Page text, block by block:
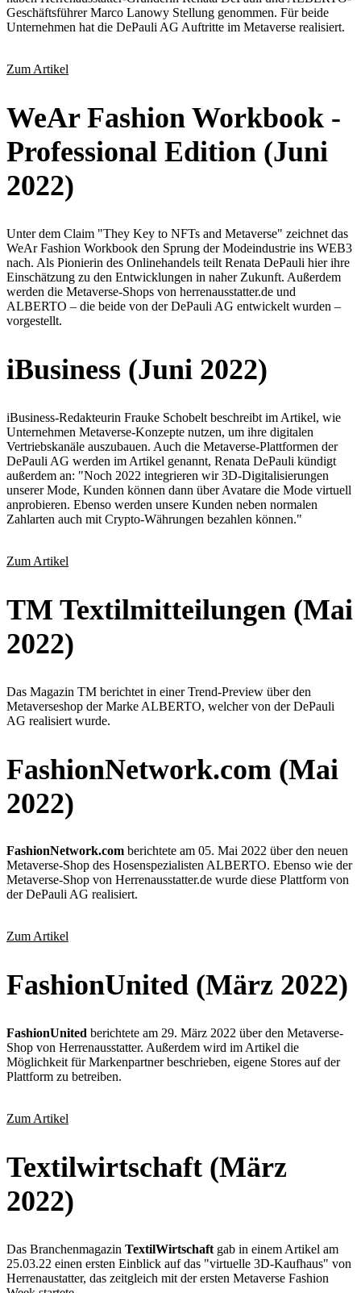
Geschäftsführer Marco Lanowy Stellung genommen. Für beide
Unternehmen hat die DePauli AG Auftritte im Metaverse realisiert.
Zum Artikel
WeAr Fashion Workbook -
Professional Edition (Juni
2022)
Unter dem Claim "They Key to NFTs and Metaverse" zeichnet das
WeAr Fashion Workbook den Sprung der Modeindustrie ins WEB3
nach. Als Pionierin des Onlinehandels teilt Renata DePauli hier ihre
Einschätzung zu den Entwicklungen in naher Zukunft. Außerdem
werden die Metaverse-Shops von herrenausstatter.de und
ALBERTO – die beide von der DePauli AG entwickelt wurden –
vorgestellt.
iBusiness (Juni 2022)
iBusiness-Redakteurin Frauke Schobelt beschreibt im Artikel, wie
Unternehmen Metaverse-Konzepte nutzen, um ihre digitalen
Vertriebskanäle auszubauen. Auch die Metaverse-Plattformen der
DePauli AG werden im Artikel genannt, Renata DePauli kündigt
außerdem an: "Noch 2022 integrieren wir 3D-Digitalisierungen
unserer Mode, Kunden können dann über Avatare die Mode virtuell
anprobieren. Ebenso werden unsere Kunden neben normalen
Zahlarten auch mit Crypto-Währungen bezahlen können."
Zum Artikel
TM Textilmitteilungen (Mai
2022)
Das Magazin TM berichtet in einer Trend-Preview über den
Metaverseshop der Marke ALBERTO, welcher von der DePauli
AG realisiert wurde.
FashionNetwork.com (Mai
2022)
FashionNetwork.com berichtete am 05. Mai 2022 über den neuen
Metaverse-Shop des Hosenspezialisten ALBERTO. Ebenso wie der
Metaverse-Shop von Herrenausstatter.de wurde diese Plattform von
der DePauli AG realisiert.
Zum Artikel
FashionUnited (März 2022)
FashionUnited berichtete am 29. März 2022 über den Metaverse-
Shop von Herrenausstatter. Außerdem wird im Artikel die
Möglichkeit für Markenpartner beschrieben, eigene Stores auf der
Plattform zu betreiben.
Zum Artikel
Textilwirtschaft (März
2022)
Das Branchenmagazin TextilWirtschaft gab in einem Artikel am
25.03.22 einen ersten Einblick auf das "virtuelle 3D-Kaufhaus" von
Herrenaustatter, das zeitgleich mit der ersten Metaverse Fashion